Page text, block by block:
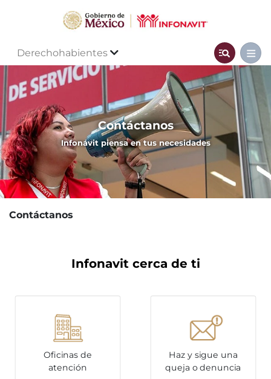
Derechohabientes
Contáctanos
Infonavit piensa en tus necesidades
Contáctanos
Infonavit cerca de ti
Oficinas de
atención
Haz y sigue una
queja o denuncia